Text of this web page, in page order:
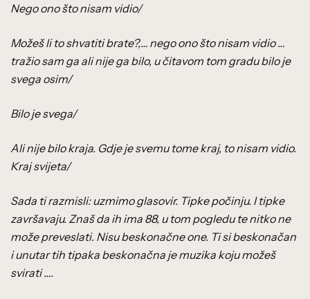
Nego ono što nisam vidio/
Možeš li to shvatiti brate?,… nego ono što nisam vidio …
tražio sam ga ali nije ga bilo, u čitavom tom gradu bilo je
svega osim/
Bilo je svega/
Ali nije bilo kraja. Gdje je svemu tome kraj, to nisam vidio.
Kraj svijeta/
Sada ti razmisli: uzmimo glasovir. Tipke počinju. I tipke
završavaju. Znaš da ih ima 88, u tom pogledu te nitko ne
može preveslati. Nisu beskonačne one. Ti si beskonačan
i unutar tih tipaka beskonačna je muzika koju možeš
svirati ….